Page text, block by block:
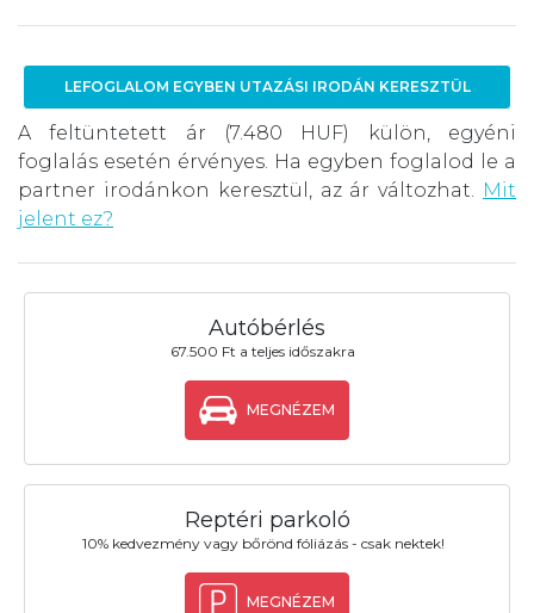
LEFOGLALOM EGYBEN UTAZÁSI IRODÁN KERESZTÜL
A feltüntetett ár (7.480 HUF) külön, egyéni
foglalás esetén érvényes. Ha egyben foglalod le a
partner irodánkon keresztül, az ár változhat. Mit
jelent ez?
Autóbérlés
67.500 Ft a teljes időszakra
MEGNÉZEM
Reptéri parkoló
10% kedvezmény vagy bőrönd fóliázás - csak nektek!
MEGNÉZEM